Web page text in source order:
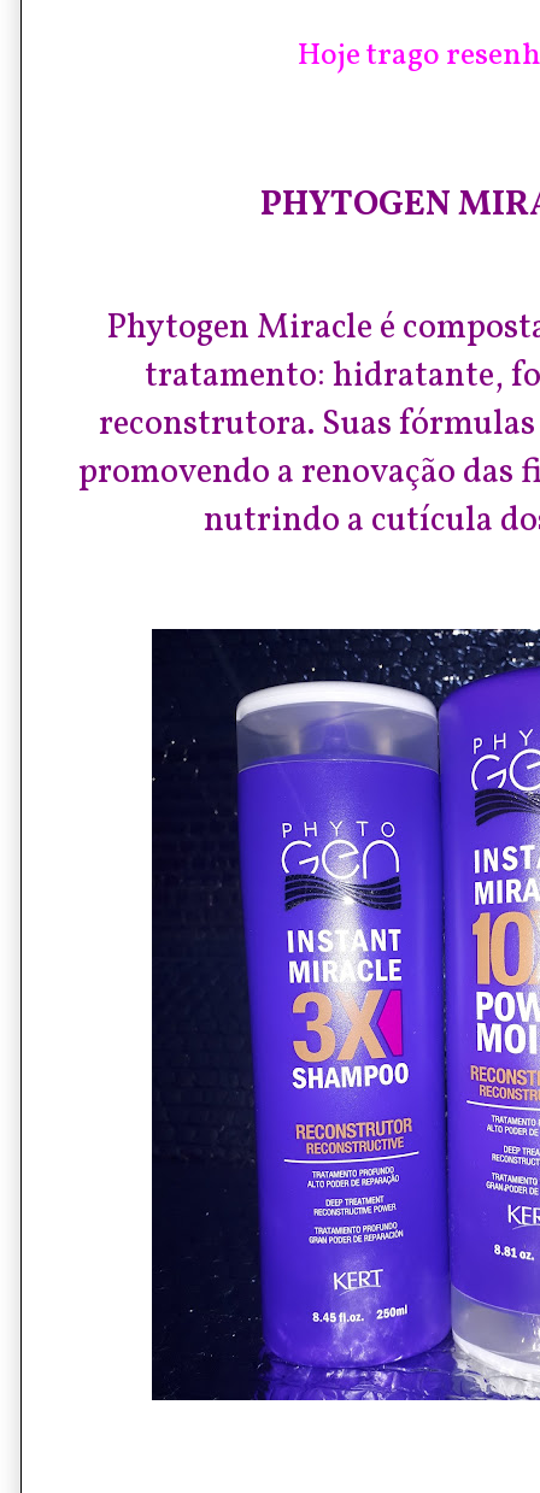
Hoje trago
PHYTOGEN
Phytogen Miracle é
tratamento: hidratante,
reconstrutora. Suas fórmulas
promovendo a renovação das
nutrindo a cutícula